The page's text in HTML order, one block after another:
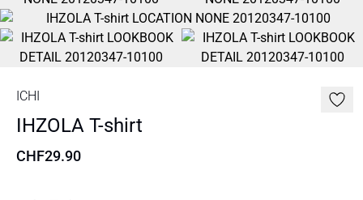
ICHI
IHZOLA T-shirt
CHF29.90